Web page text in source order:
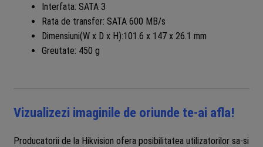
Interfata: SATA 3
Rata de transfer: SATA 600 MB/s
Dimensiuni(W x D x H):101.6 x 147 x 26.1 mm
Greutate: 450 g
Vizualizezi imaginile de oriunde te-ai afla!
Producatorii de la Hikvision ofera posibilitatea utilizatorilor sa-si